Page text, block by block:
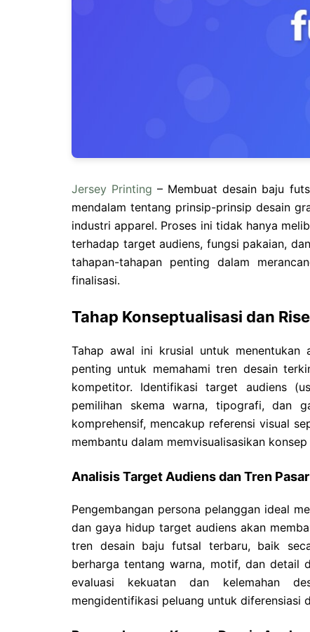
Jersey Printing – Membuat desain baju
mendalam tentang prinsip-prinsip desain
industri apparel. Proses ini tidak hanya
terhadap target audiens, fungsi pakaian,
tahapan-tahapan penting dalam
finalisasi.
Tahap Konseptualisasi dan
Tahap awal ini krusial untuk
penting untuk memahami tren desain
kompetitor. Identifikasi target audiens
pemilihan skema warna, tipografi, dan
komprehensif, mencakup referensi visual
membantu dalam memvisualisasikan
Analisis Target Audiens dan Tren Pasar
Pengembangan persona pelanggan ideal
dan gaya hidup target audiens akan
tren desain baju futsal terbaru, baik
berharga tentang warna, motif, dan detail
evaluasi kekuatan dan kelemahan
mengidentifikasi peluang untuk diferensiasi